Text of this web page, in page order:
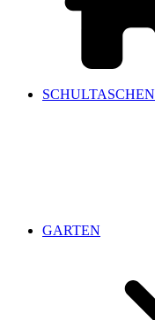
SCHULTASCHEN
GARTEN